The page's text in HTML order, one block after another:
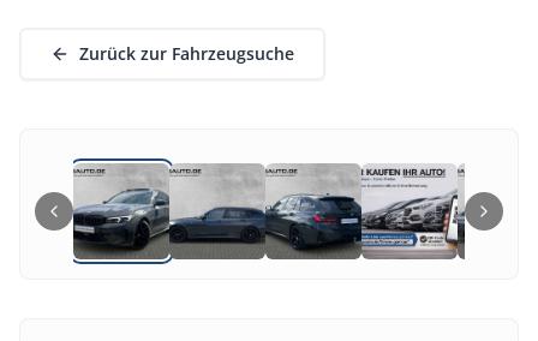
Zurück zur Fahrzeugsuche